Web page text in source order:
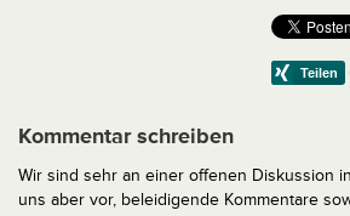
Kommentar schreiben
Wir sind sehr an einer offenen Diskussion
uns aber vor, beleidigende Kommentare